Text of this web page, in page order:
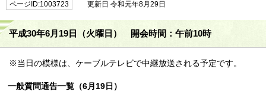
ページID:1003723 更新日 令和元年8月29日
平成30年6月19日（火曜日） 開会時間：午前10時
※当日の模様は、ケーブルテレビで中継放送される予定です。
一般質問通告一覧（6月19日）